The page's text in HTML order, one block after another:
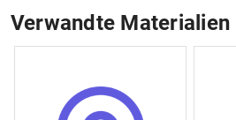
Verwandte Materialien